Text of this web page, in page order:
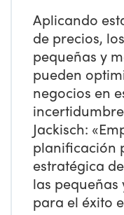
Aplicando
de precios,
pequeñas y
pueden
negocios en
Jackisch:
planificación
estratégica
las pequeñas
para el éxito